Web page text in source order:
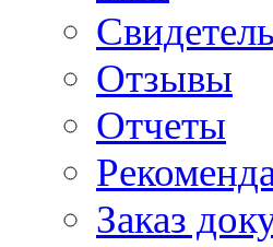
Отзывы
Отчеты
Заказ